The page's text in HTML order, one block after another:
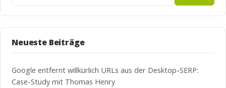
Neueste Beiträge
Google entfernt willkürlich URLs aus der Desktop-SERP:
Case-Study mit Thomas Henry